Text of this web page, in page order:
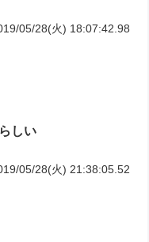
05/28(火) 18:07:42.98
しい
05/28(火) 21:38:05.52